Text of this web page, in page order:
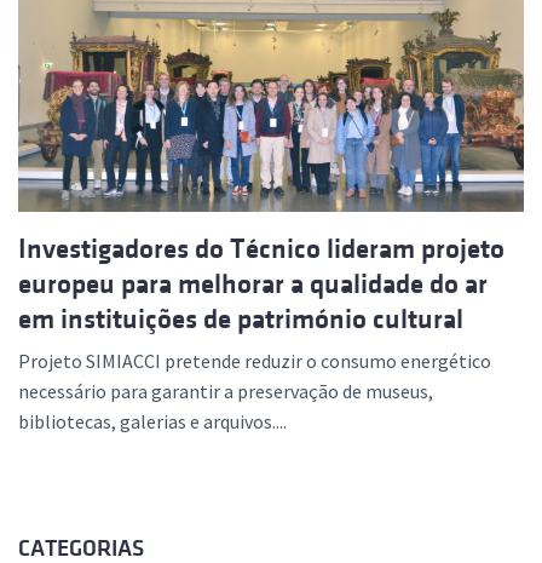
Investigadores do Técnico lideram projeto
europeu para melhorar a qualidade do ar
em instituições de património cultural
Projeto SIMIACCI pretende reduzir o consumo energético
necessário para garantir a preservação de museus,
bibliotecas, galerias e arquivos....
CATEGORIAS